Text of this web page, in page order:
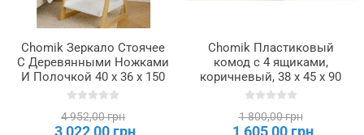
Chomik Зеркало Стоячее
С Деревянными Ножками
И Полочкой 40 x 36 x 150
См, PHO9740
4 952,00 грн
3 022,00 грн
Chomik Пластиковый
комод с 4 ящиками,
коричневый, 38 x 45 x 90
см, ротанг, KAS0357/1A
1 800,00 грн
1 605,00 грн